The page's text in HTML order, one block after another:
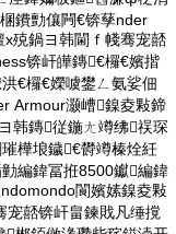
鐨勯儴闁€锛孶nder
殑鍋ヨ韩閫ｆ帴骞宠嚭
锛屽皣鏄€欏€嬪揩
€欏€嬫噳鐢ㄥ氨娑佃
Armour灏嶆鎳夌敤鍗
韩鏄従鍦ㄤ竴绋祦琛
樺埌鐬€欎竴榛烇紝
編鍏冨拰8500钀編鍏
閬嬪嫊鎳夌敤
宠嚭锛屽畠鍊戝凡缍撹